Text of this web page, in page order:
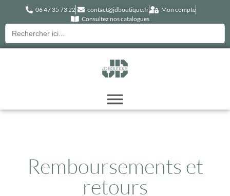
06 47 35 73 22 contact@jdboutique.fr
Mon compte
Consultez nos catalogues
Recherche
pour :
Remboursements et
retours